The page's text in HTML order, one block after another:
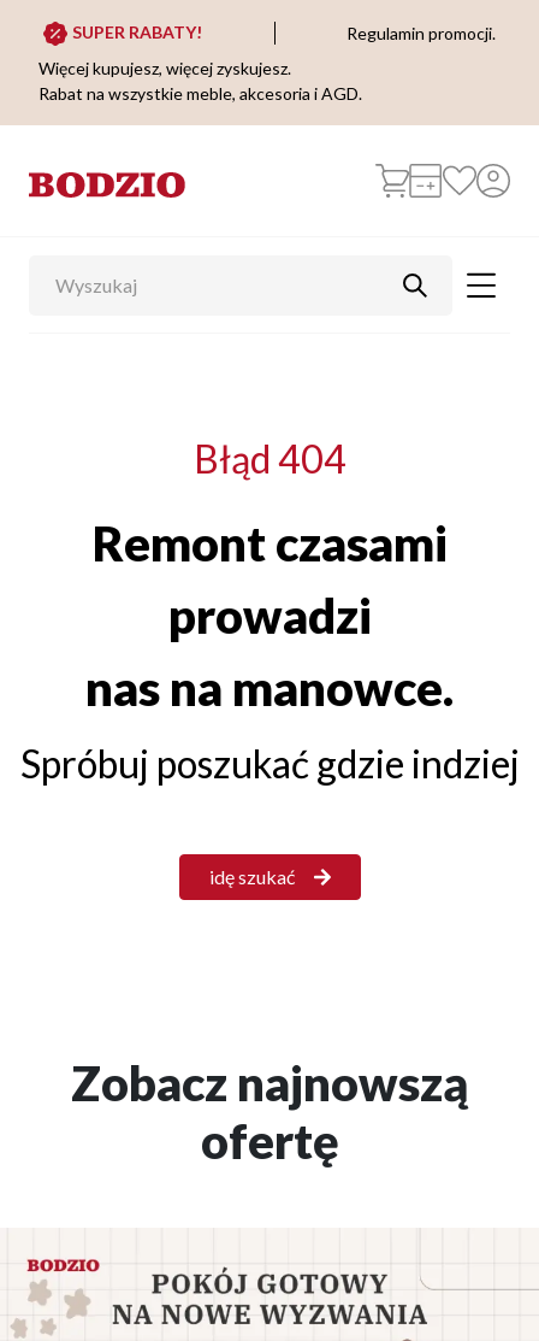
SUPER RABATY!
Regulamin promocji.
Więcej kupujesz, więcej zyskujesz.
Rabat na wszystkie meble, akcesoria i AGD.
Błąd 404
Remont czasami
prowadzi
nas na manowce.
Spróbuj poszukać gdzie indziej
idę szukać
Zobacz najnowszą
ofertę